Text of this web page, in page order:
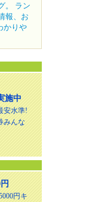
。 ラン
報、お
かりや
施中
安水準!
みんな
円キ